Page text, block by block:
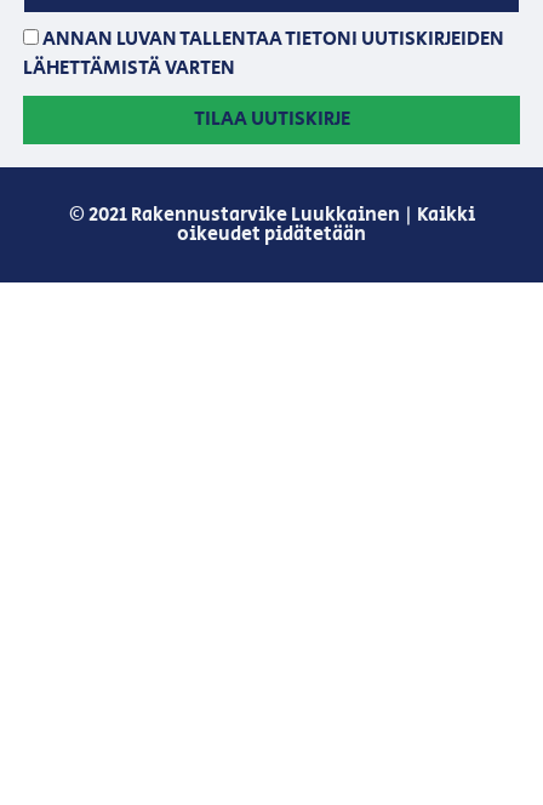
ANNAN LUVAN TALLENTAA TIETONI UUTISKIRJEIDEN
LÄHETTÄMISTÄ VARTEN
TILAA UUTISKIRJE
© 2021 Rakennustarvike Luukkainen | Kaikki
oikeudet pidätetään